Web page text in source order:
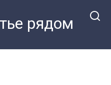
рядом